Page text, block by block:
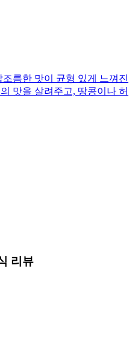
름한 맛이 균형 있게 느껴진
맛을 살려주고, 땅콩이나 허
리뷰